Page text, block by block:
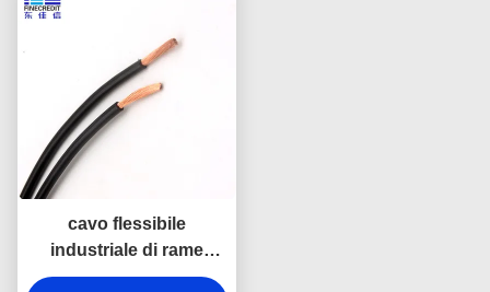
cavo flessibile
industriale di rame
solido/incagliato H05V-